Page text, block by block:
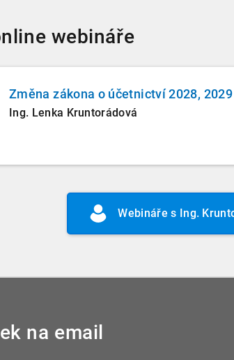
webináře
Změna zákona o účetnictví 2028,
Ing. Lenka Kruntorádová
Webináře s Ing.
na email